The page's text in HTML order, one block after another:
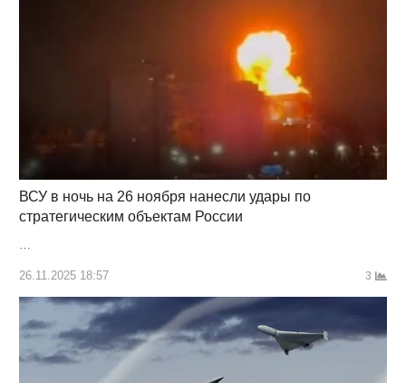
ВСУ в ночь на 26 ноября нанесли удары по
стратегическим объектам России
…
26.11.2025 18:57 3